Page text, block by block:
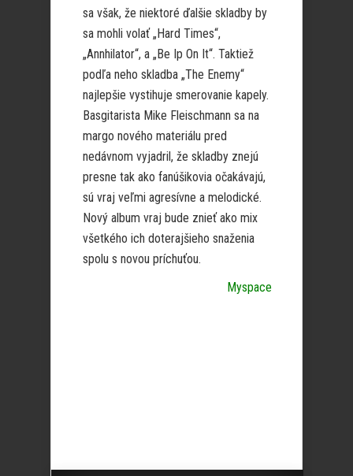
sa však, že niektoré ďalšie skladby by
sa mohli volať „Hard Times“,
„Annhilator“, a „Be Ip On It“. Taktiež
podľa neho skladba „The Enemy“
najlepšie vystihuje smerovanie kapely.
Basgitarista Mike Fleischmann sa na
margo nového materiálu pred
nedávnom vyjadril, že skladby znejú
presne tak ako fanúšikovia očakávajú,
sú vraj veľmi agresívne a melodické.
Nový album vraj bude znieť ako mix
všetkého ich doterajšieho snaženia
spolu s novou príchuťou.
Myspace